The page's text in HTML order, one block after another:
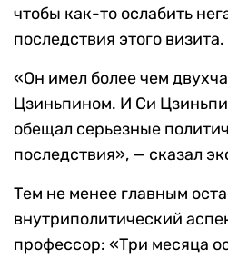
чтобы как-то ослабить
последствия этого визита.
«Он имел более чем
Цзиньпином. И Си
обещал серьезные
последствия», — сказал
Тем не менее главным
внутриполитический
профессор: «Три месяца